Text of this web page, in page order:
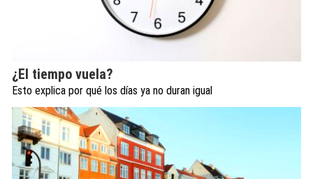
¿El tiempo vuela?
Esto explica por qué los días ya no duran igual